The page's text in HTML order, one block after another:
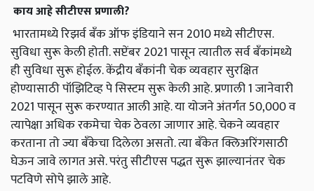
काय आहे सीटीएस प्रणाली?
भारतामध्ये रिझर्व बँक ऑफ इंडियाने सन 2010 मध्ये सीटीएस.
सुविधा सुरू केली होती. सप्टेंबर 2021 पासून त्यातील सर्व बँकांमध्ये
ही सुविधा सुरू होईल. केंद्रीय बँकांनी चेक व्यवहार सुरक्षित
होण्यासाठी पॉझिटिव्ह पे सिस्टम सुरू केली आहे. प्रणाली 1 जानेवारी
2021 पासून सुरू करण्यात आली आहे. या योजने अंतर्गत 50,000 व
त्यापेक्षा अधिक रकमेचा चेक ठेवला जाणार आहे. चेकने व्यवहार
करताना तो ज्या बँकेचा दिलेला असतो. त्या बँकेत क्लिअरिंगसाठी
घेऊन जावे लागत असे. परंतु सीटीएस पद्धत सुरू झाल्यानंतर चेक
पटविणे सोपे झाले आहे.